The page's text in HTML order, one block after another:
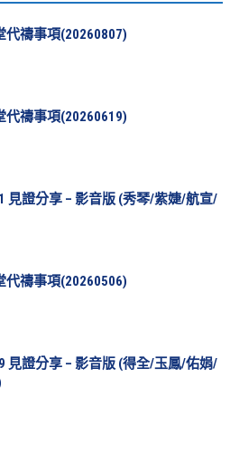
代禱事項(20260807)
代禱事項(20260619)
見證分享 – 影音版 (秀琴/紫婕/航宣/
代禱事項(20260506)
見證分享 – 影音版 (得全/玉鳳/佑娟/